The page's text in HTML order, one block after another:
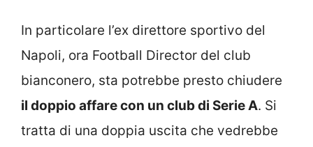
In particolare l’ex direttore sportivo del
Napoli, ora Football Director del club
bianconero, sta potrebbe presto chiudere
il doppio affare con un club di Serie A. Si
tratta di una doppia uscita che vedrebbe